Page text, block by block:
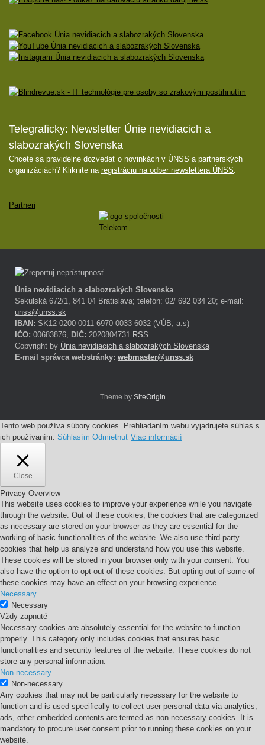
Telegraficky: Newsletter Únie nevidiacich a
slabozrakých Slovenska
Chcete sa pravidelne dozvedať o novinkách v ÚNSS a partnerských
organizáciách? Kliknite na registráciu na odber newslettera ÚNSS.
Partneri
Únia nevidiacich a slabozrakých Slovenska
Sekulská 672/1, 841 04 Bratislava; telefón: 02/ 692 034 20; e-mail:
unss@unss.sk
IBAN: SK12 0200 0011 6970 0033 6032 (VÚB, a.s)
IČO: 00683876, DIČ: 2020804731 RSS
Copyright by Únia nevidiacich a slabozrakých Slovenska
E-mail správca webstránky: webmaster@unss.sk
Theme by SiteOrigin
Tento web používa súbory cookies. Prehliadaním webu vyjadrujete súhlas s
ich používaním. Súhlasím Odmietnuť Viac informácií
Close
Privacy Overview
This website uses cookies to improve your experience while you navigate
through the website. Out of these cookies, the cookies that are categorized
as necessary are stored on your browser as they are essential for the
working of basic functionalities of the website. We also use third-party
cookies that help us analyze and understand how you use this website.
These cookies will be stored in your browser only with your consent. You
also have the option to opt-out of these cookies. But opting out of some of
these cookies may have an effect on your browsing experience.
Necessary
Necessary
Vždy zapnuté
Necessary cookies are absolutely essential for the website to function
properly. This category only includes cookies that ensures basic
functionalities and security features of the website. These cookies do not
store any personal information.
Non-necessary
Non-necessary
Any cookies that may not be particularly necessary for the website to
function and is used specifically to collect user personal data via analytics,
ads, other embedded contents are termed as non-necessary cookies. It is
mandatory to procure user consent prior to running these cookies on your
website.